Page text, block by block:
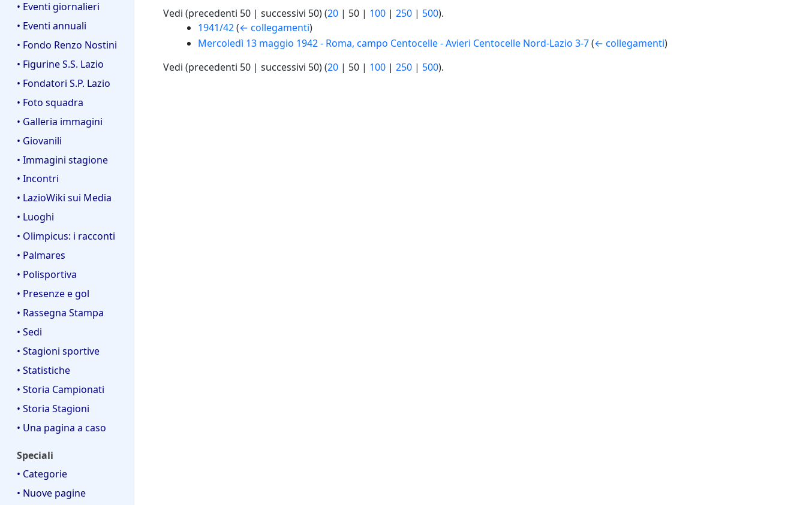
• Eventi giornalieri
• Eventi annuali
• Fondo Renzo Nostini
• Figurine S.S. Lazio
• Fondatori S.P. Lazio
• Foto squadra
• Galleria immagini
• Giovanili
• Immagini stagione
• Incontri
• LazioWiki sui Media
• Luoghi
• Olimpicus: i racconti
• Palmares
• Polisportiva
• Presenze e gol
• Rassegna Stampa
• Sedi
• Stagioni sportive
• Statistiche
• Storia Campionati
• Storia Stagioni
• Una pagina a caso
Speciali
• Categorie
• Nuove pagine
Vedi (precedenti 50 | successivi 50) (20 | 50 | 100 | 250 | 500).
1941/42 (← collegamenti)
Mercoledì 13 maggio 1942 - Roma, campo Centocelle - Avieri Centocelle Nord-Lazio 3-7 (← collegamenti)
Vedi (precedenti 50 | successivi 50) (20 | 50 | 100 | 250 | 500).